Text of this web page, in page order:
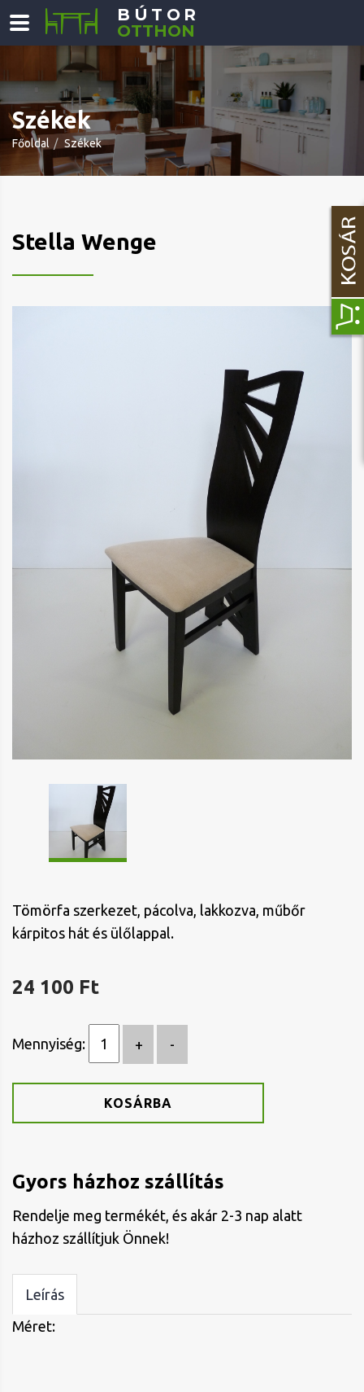
BÚTOR
OTTHON
Székek
Főoldal Székek
Stella Wenge
Tömörfa szerkezet, pácolva, lakkozva, műbőr
kárpitos hát és ülőlappal.
24 100 Ft
Mennyiség:
KOSÁRBA
Gyors házhoz szállítás
Rendelje meg termékét, és akár 2-3 nap alatt
házhoz szállítjuk Önnek!
Leírás
Méret: